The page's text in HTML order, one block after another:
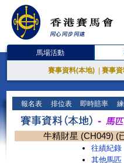
馬場活動
賽事資料(本地) 賽事
報名表 排位表 即時賠率
牛精財星 (CH049) (
往績紀錄
其他馬匹